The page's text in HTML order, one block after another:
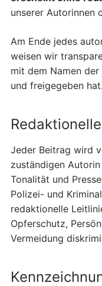
unserer Autorinnen
Am Ende jedes
weisen wir
mit dem Namen
und freigegeben hat.
Jeder Beitrag wird
zuständigen
Tonalität und
Polizei- und
redaktionelle
Opferschutz,
Vermeidung